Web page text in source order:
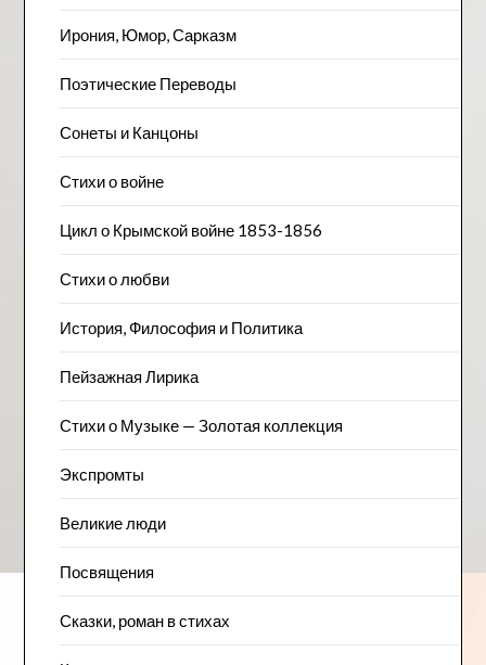
Ирония, Юмор, Сарказм
Поэтические Переводы
Сонеты и Канцоны
Стихи о войне
Цикл о Крымской войне 1853-1856
Стихи о любви
История, Философия и Политика
Пейзажна​я Лирика
Стихи о Музыке — Золотая коллекция
Экспромты
Великие люди
Посвящения
Сказки, роман в стихах